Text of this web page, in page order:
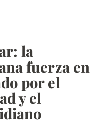
la
fuerza en
por el
y el